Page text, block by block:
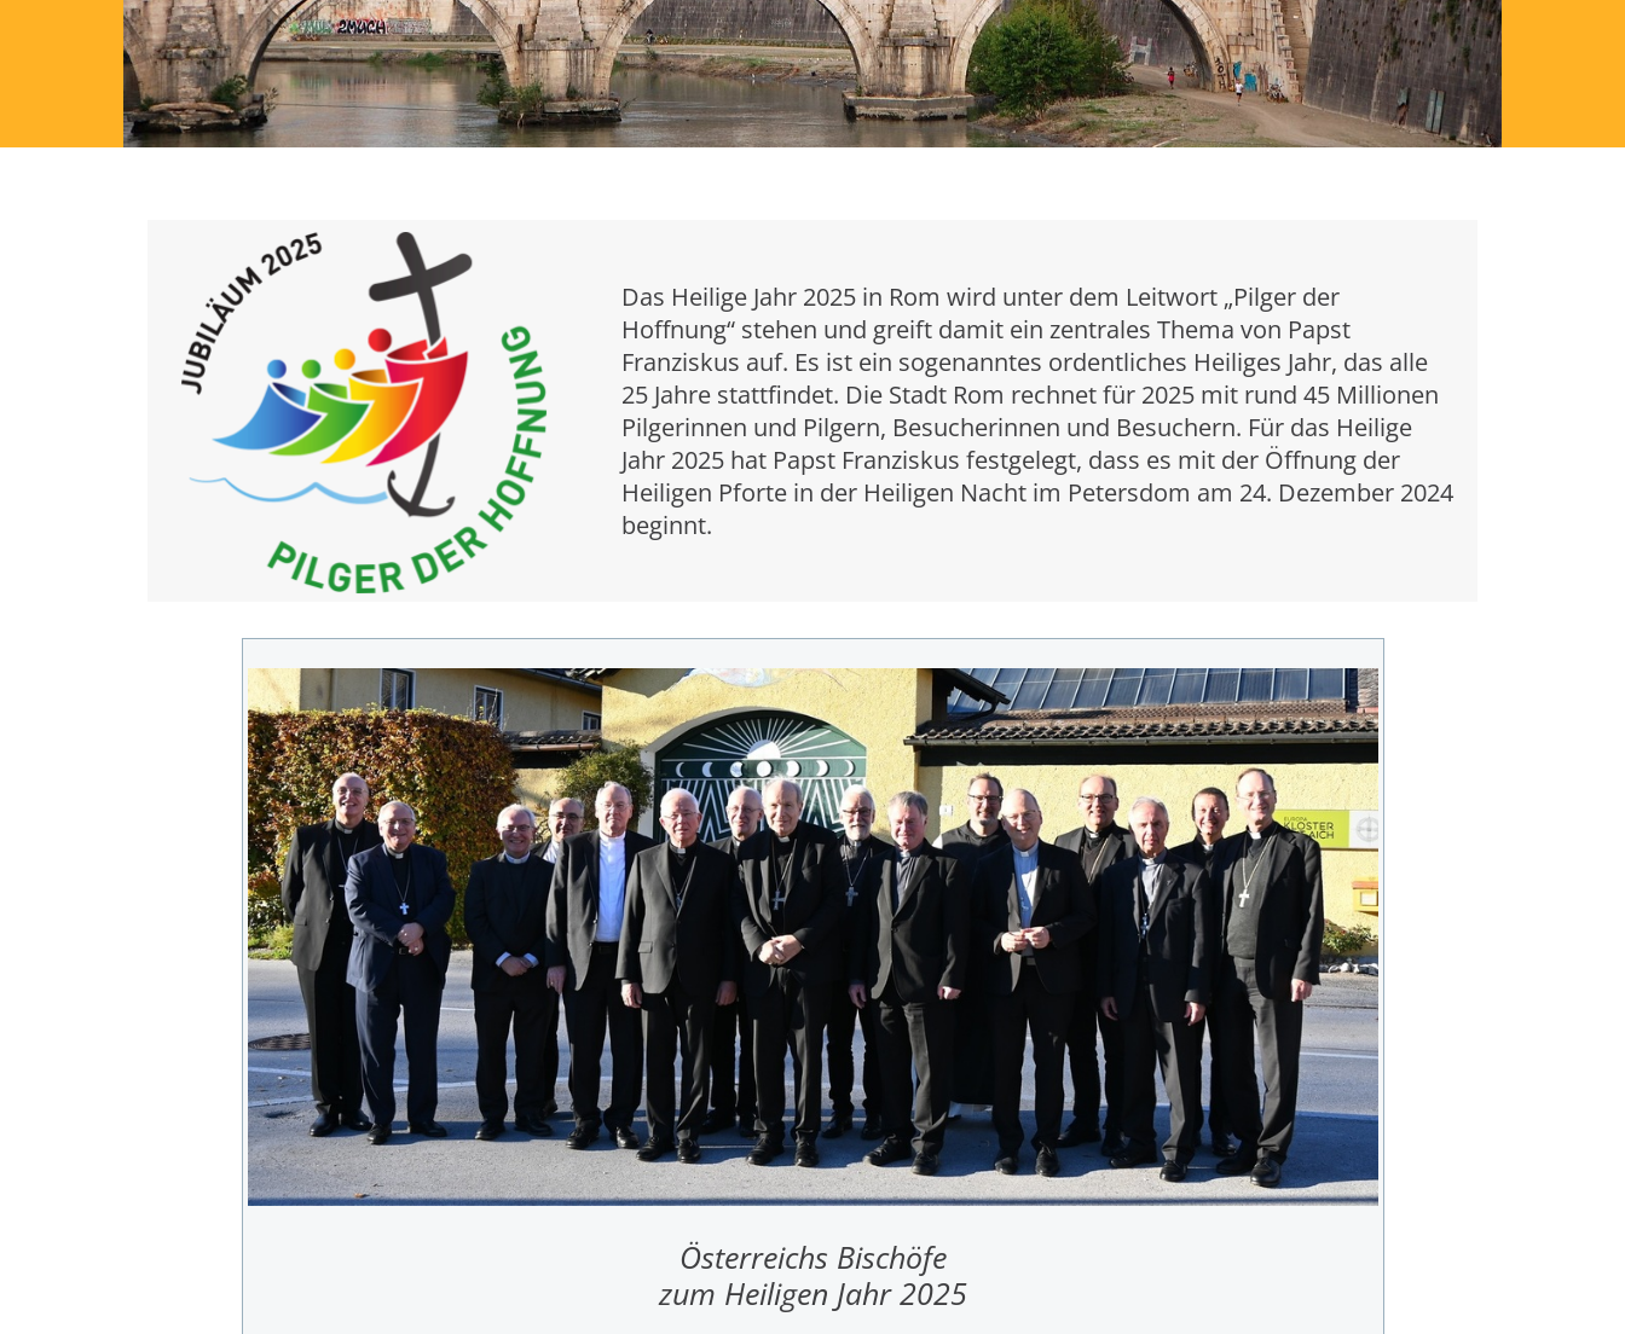
Das Heilige Jahr 2025 in Rom wird unter dem Leitwort „Pilger der
Hoffnung“ stehen und greift damit ein zentrales Thema von Papst
Franziskus auf. Es ist ein sogenanntes ordentliches Heiliges Jahr, das alle
25 Jahre stattfindet. Die Stadt Rom rechnet für 2025 mit rund 45 Millionen
Pilgerinnen und Pilgern, Besucherinnen und Besuchern. Für das Heilige
Jahr 2025 hat Papst Franziskus festgelegt, dass es mit der Öffnung der
Heiligen Pforte in der Heiligen Nacht im Petersdom am 24. Dezember 2024
beginnt.
Österreichs Bischöfe
zum Heiligen Jahr 2025